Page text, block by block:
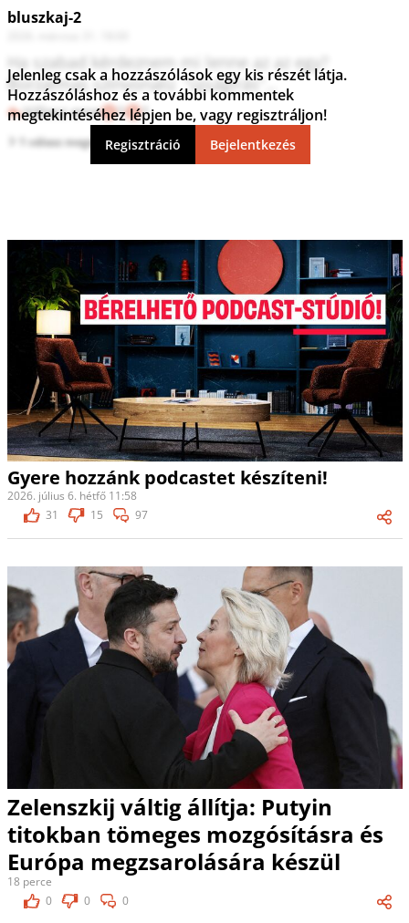
bluszkaj-2
Ha szabad kérdeznem mi lenne az az egy?
Borzalmas színvonalú  “újságírás”…
Válasz erre 1 1
1 válasz megtekintése
Jelenleg csak a hozzászólások egy kis részét látja.
Hozzászóláshoz és a további kommentek
megtekintéséhez lépjen be, vagy regisztráljon!
Regisztráció Bejelentkezés
Gyere hozzánk podcastet készíteni!
2026. július 6. hétfő 11:58
31
15 97
Zelenszkij váltig állítja: Putyin
titokban tömeges mozgósításra és
Európa megzsarolására készül
18 perce
0
0 0